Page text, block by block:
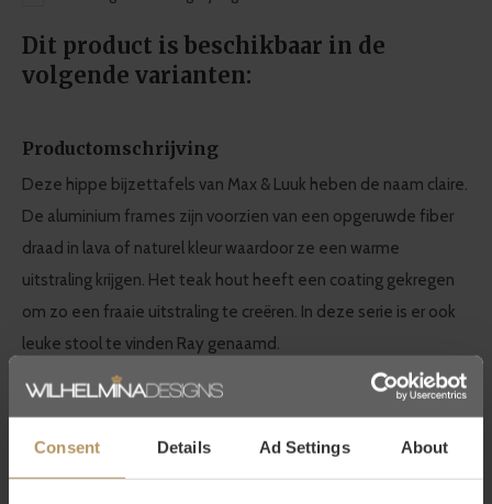
Consent Details Ad Settings About
Dit product is beschikbaar in de
volgende varianten:
Productomschrijving
Deze hippe bijzettafels van Max & Luuk heben de naam claire.
De aluminium frames zijn voorzien van een opgeruwde fiber
draad in lava of naturel kleur waardoor ze een warme
uitstraling krijgen. Het teak hout heeft een coating gekregen
om zo een fraaie uitstraling te creëren. In deze serie is er ook
leuke stool te vinden Ray genaamd.